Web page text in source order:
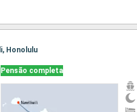
Honolulu
Pensão completa